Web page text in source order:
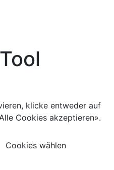
klicke entweder auf
Cookies akzeptieren».
Cookies wählen